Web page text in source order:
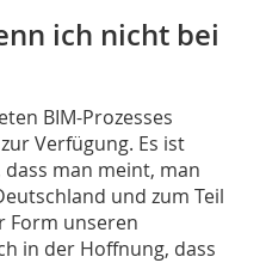
ich nicht bei
BIM-Prozesses
Verfügung. Es ist
man meint, man
und zum Teil
Form unseren
in der Hoffnung, dass